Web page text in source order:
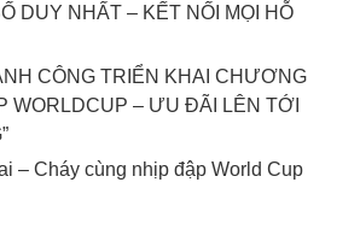
DUY NHẤT – KẾT NỐI MỌI HỖ
CÔNG TRIỂN KHAI CHƯƠNG
WORLDCUP – ƯU ĐÃI LÊN TỚI
– Cháy cùng nhịp đập World Cup